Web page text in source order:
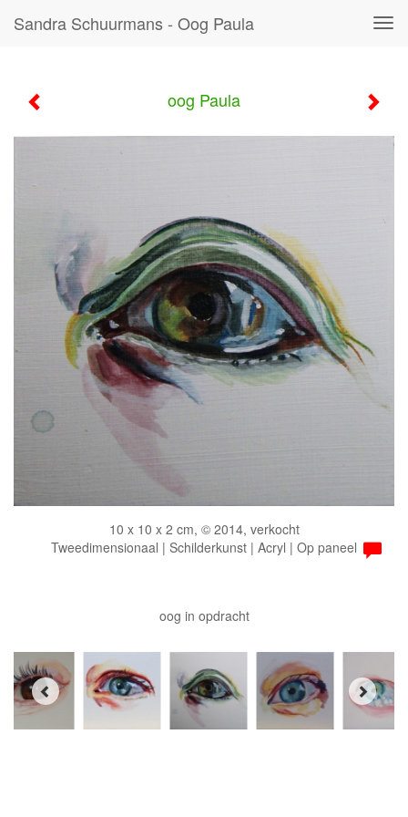
Sandra Schuurmans - Oog Paula
oog Paula
10 x 10 x 2 cm, © 2014, verkocht
Tweedimensionaal | Schilderkunst | Acryl | Op paneel
oog in opdracht